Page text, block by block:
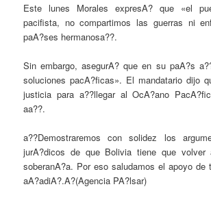
Este lunes Morales expresA? que «el
pacifista, no compartimos las guerras ni
paA?ses hermanosa??.
Sin embargo, asegurA? que en su paA?s
soluciones pacA?ficas». El mandatario dijo
justicia para a??llegar al OcA?ano
aa??.
a??Demostraremos con solidez los
jurA?dicos de que Bolivia tiene que volver
soberanA?a. Por eso saludamos el apoyo de
aA?adiA?.A?(Agencia PA?lsar)